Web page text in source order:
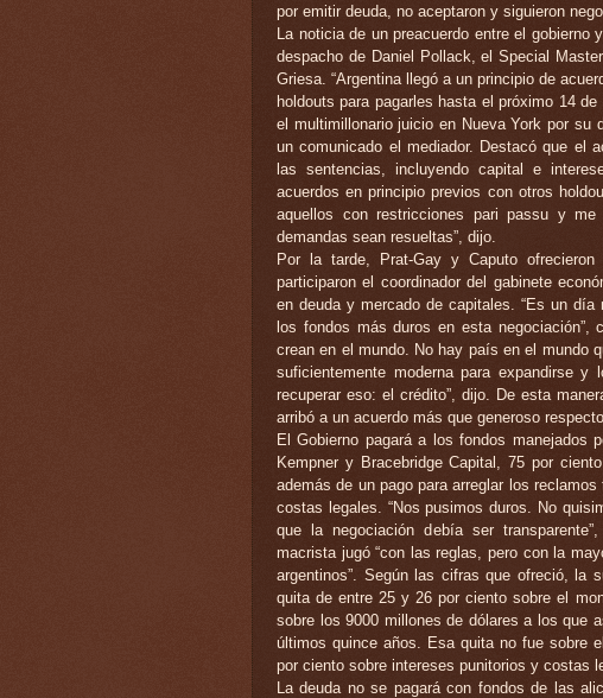
por emitir deuda, no aceptaron y siguieron
La noticia de un preacuerdo entre el
despacho de Daniel Pollack, el Special
Griesa. “Argentina llegó a un principio de
holdouts para pagarles hasta el próximo 14
el multimillonario juicio en Nueva York por su
un comunicado el mediador. Destacó que el
las sentencias, incluyendo capital e
acuerdos en principio previos con otros
aquellos con restricciones pari passu y
demandas sean resueltas”, dijo.
Por la tarde, Prat-Gay y Caputo
participaron el coordinador del gabinete
en deuda y mercado de capitales. “Es un
los fondos más duros en esta negociación”,
crean en el mundo. No hay país en el mundo
suficientemente moderna para expandirse
recuperar eso: el crédito”, dijo. De esta
arribó a un acuerdo más que generoso
El Gobierno pagará a los fondos manejados
Kempner y Bracebridge Capital, 75 por
además de un pago para arreglar los
costas legales. “Nos pusimos duros. No
que la negociación debía ser
macrista jugó “con las reglas, pero con la
argentinos”. Según las cifras que ofreció, la
quita de entre 25 y 26 por ciento sobre el
sobre los 9000 millones de dólares a los que
últimos quince años. Esa quita no fue sobre
por ciento sobre intereses punitorios y costas
La deuda no se pagará con fondos de las